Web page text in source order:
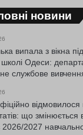
новини
випала з вікна
школі Одеси:
службове
відмовилося
що змінюється
2026/2027